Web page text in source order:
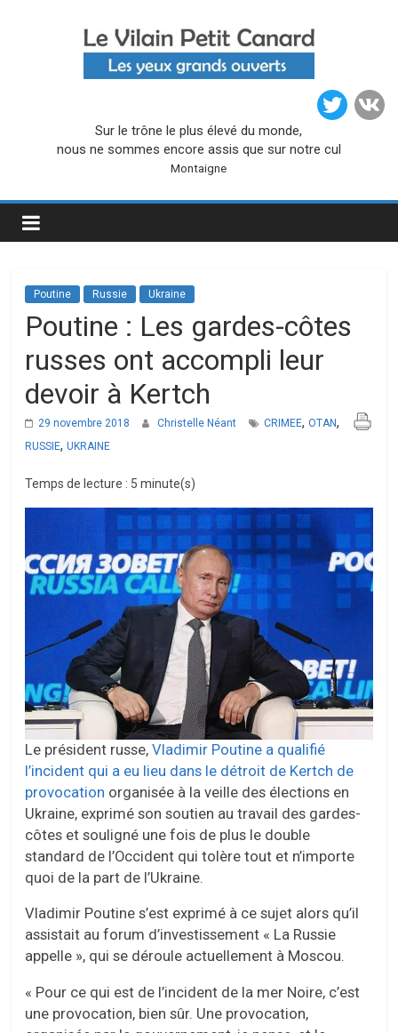
Vilain
Petit
Canard
Sur le trône le plus élevé du monde,
nous ne sommes encore assis que sur notre cul
Montaigne
Poutine Russie Ukraine
Poutine : Les gardes-côtes
russes ont accompli leur
devoir à Kertch
29 novembre 2018 Christelle Néant CRIMEE,OTAN,
RUSSIE,UKRAINE
Temps de lecture : 5 minute(s)
Le président russe,Vladimir Poutine a qualifié
l’incident qui a eu lieu dans le détroit de Kertch de
provocation organisée à la veille des élections en
Ukraine, exprimé son soutien au travail des gardes-
côtes et souligné une fois de plus le double
standard de l’Occident qui tolère tout et n’importe
quoi de la part de l’Ukraine.
Vladimir Poutine s’est exprimé à ce sujet alors qu’il
assistait au forum d’investissement « La Russie
appelle », qui se déroule actuellement à Moscou.
« Pour ce qui est de l’incident de la mer Noire, c’est
une provocation, bien sûr. Une provocation,